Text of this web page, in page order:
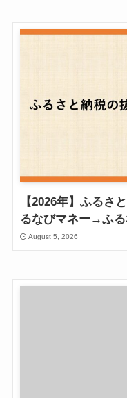
【2026年】ふるさ
るなびマネー→ふ
August 5, 2026